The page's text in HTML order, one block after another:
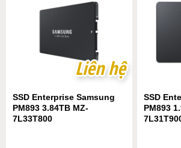
Liên hệ
Liên hệ
SSD Enterprise Samsung
PM893 3.84TB MZ-
7L33T800
SSD
PM893